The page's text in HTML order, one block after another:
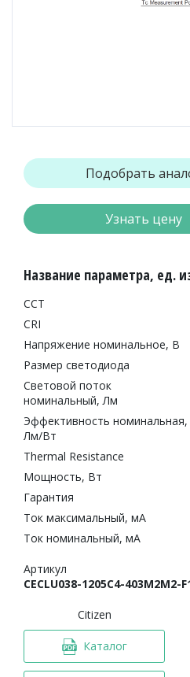
Подобрать
Узнать цену
Название параметра, ед.
CCT
CRI
Напряжение номинальное, В
Размер светодиода
Световой поток
номинальный, Лм
Эффективность номинальная,
Лм/Вт
Thermal Resistance
Мощность, Вт
Гарантия
Ток максимальный, мА
Ток номинальный, мА
Артикул
CECLU038-1205C4-403M2M2-
Citizen
Каталог